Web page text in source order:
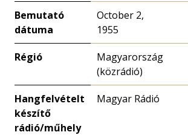
Bemutató
dátuma
October 2,
1955
Régió
Magyarország
(közrádió)
Hangfelvételt
készítő
rádió/műhely
Magyar Rádió